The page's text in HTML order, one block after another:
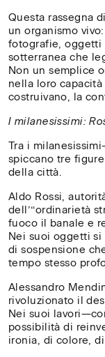
Questa rassegna
un organismo
fotografie, oggetti
sotterranea che
Non un semplice
nella loro
costruivano, la
I milanesissimi:
Tra i
spiccano tre
della città.
Aldo Rossi,
dell’“ordinarietà
fuoco il banale e
Nei suoi oggetti si
di sospensione
tempo stesso
Alessandro
rivoluzionato il
Nei suoi
possibilità di
ironia, di colore,